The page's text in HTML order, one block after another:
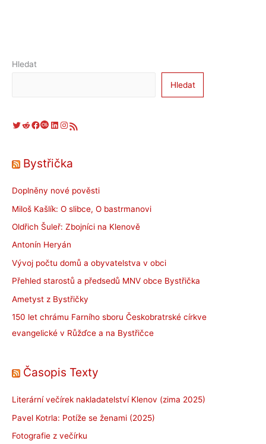
Hledat
Hledat
Twitter Reddit Facebook Last.fm LinkedIn Instagram RSS zdroj
Bystřička
Doplněny nové pověsti
Miloš Kašlík: O slibce, O bastrmanovi
Oldřich Šuleř: Zbojníci na Klenově
Antonín Heryán
Vývoj počtu domů a obyvatelstva v obci
Přehled starostů a předsedů MNV obce Bystřička
Ametyst z Bystřičky
150 let chrámu Farního sboru Českobratrské církve
evangelické v Růžďce a na Bystřičce
Časopis Texty
Literární večírek nakladatelství Klenov (zima 2025)
Pavel Kotrla: Potíže se ženami (2025)
Fotografie z večírku